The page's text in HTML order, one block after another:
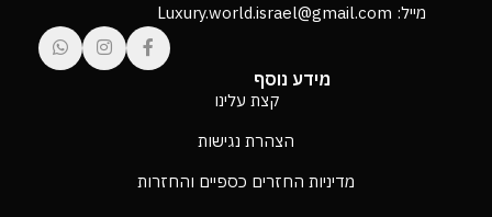
מייל: Luxury.world.israel@gmail.com
מידע נוסף
קצת עלינו
הצהרת נגישות
מדיניות החזרים כספיים והחזרות